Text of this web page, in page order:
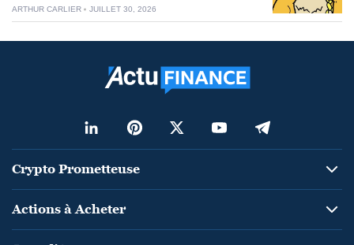
ARTHUR CARLIER JUILLET 30, 2026
Crypto Prometteuse
Actions à Acheter